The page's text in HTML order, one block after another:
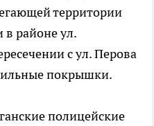
территории
районе ул.
с ул. Перова
покрышки.
полицейские